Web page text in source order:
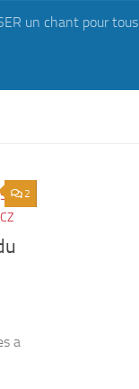
un chant pour tous
2
a